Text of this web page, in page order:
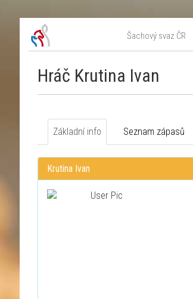
Šachový svaz ČR
Hráč Krutina Ivan
Základní info Seznam zápasů
Krutina Ivan